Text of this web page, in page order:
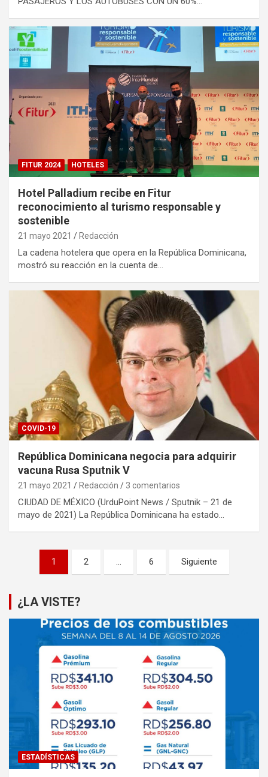
FITUR 2024 HOTELES
Hotel Palladium recibe en Fitur
reconocimiento al turismo responsable y
sostenible
21 mayo 2021 Redacción
La cadena hotelera que opera en la República Dominicana,
mostró su reacción en la cuenta de…
COVID-19
República Dominicana negocia para adquirir
vacuna Rusa Sputnik V
21 mayo 2021 Redacción 3 comentarios
CIUDAD DE MÉXICO (UrduPoint News / Sputnik – 21 de
mayo de 2021) La República Dominicana ha estado…
Paginación
entradas
1 2 … 6 Siguiente
¿LA VISTE?
ESTADÍSTICAS